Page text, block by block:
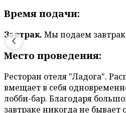
Время подачи:
Завтрак. Мы подаем завтрак
Место проведения:
Ресторан отеля "Ладога".
вмещает в себя
лобби-бар. Благодаря
завтраке никогда не бывает